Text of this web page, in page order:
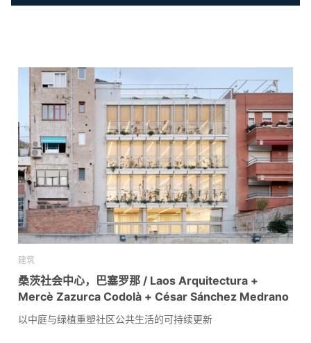
建筑
桑茨社会中心，巴塞罗那 / Laos Arquitectura +
Mercè Zazurca Codolà + César Sánchez Medrano
以中庭与绿植重塑社区公共生活的可持续更新